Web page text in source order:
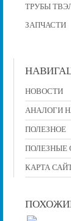
ТРУБЫ
ЗАПЧАСТИ
НОВОСТИ
АНАЛОГИ
ПОЛЕЗНОЕ
ПОЛЕЗНЫЕ
КАРТА